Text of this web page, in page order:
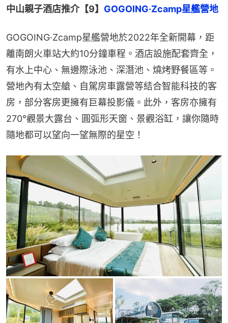
中山親子酒店推介【9】 GOGOING·Zcamp星艦營地
GOGOING·Zcamp星艦營地於2022年全新開幕，距
離南朗火車站大約10分鐘車程。酒店設施配套齊全，
有水上中心、無邊際泳池、深潛池、燒烤野餐區等。
營地內有太空艙、自駕房車露營等結合智能科技的客
房，部分客房更擁有巨幕投影儀。此外，客房亦擁有
270°觀景大露台、圓弧形天窗、景觀浴缸，讓你隨時
隨地都可以望向一望無際的星空！